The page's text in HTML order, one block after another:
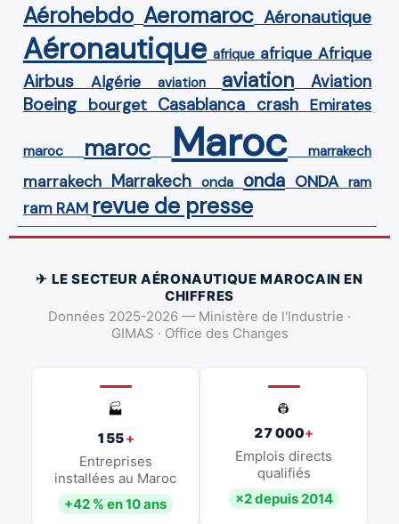
Aérohebdo Aeromaroc Aéronautique
Aéronautique afrique afrique Afrique
Airbus Algérie aviation aviation Aviation
Boeing bourget Casablanca crash Emirates
maroc maroc Maroc marrakech
marrakech Marrakech onda onda ONDA ram
ram RAM revue de presse
✈ LE SECTEUR AÉRONAUTIQUE MAROCAIN EN
CHIFFRES
Données 2025-2026 — Ministère de l'Industrie ·
GIMAS · Office des Changes
🏭
155+
Entreprises
installées au Maroc
+42 % en 10 ans
👷
27 000+
Emplois directs
qualifiés
×2 depuis 2014